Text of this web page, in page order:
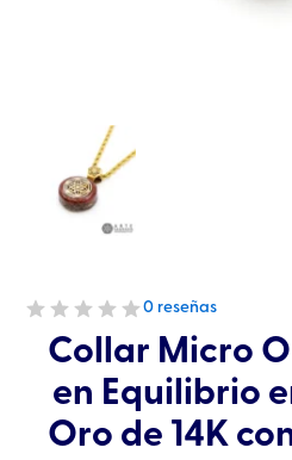
0 reseñas
Collar Micro
en Equilibrio
Oro de 14K